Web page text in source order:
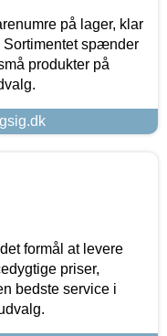
på lager, klar
Sortimentet spænder
produkter på
formål at levere
priser,
bedste service i